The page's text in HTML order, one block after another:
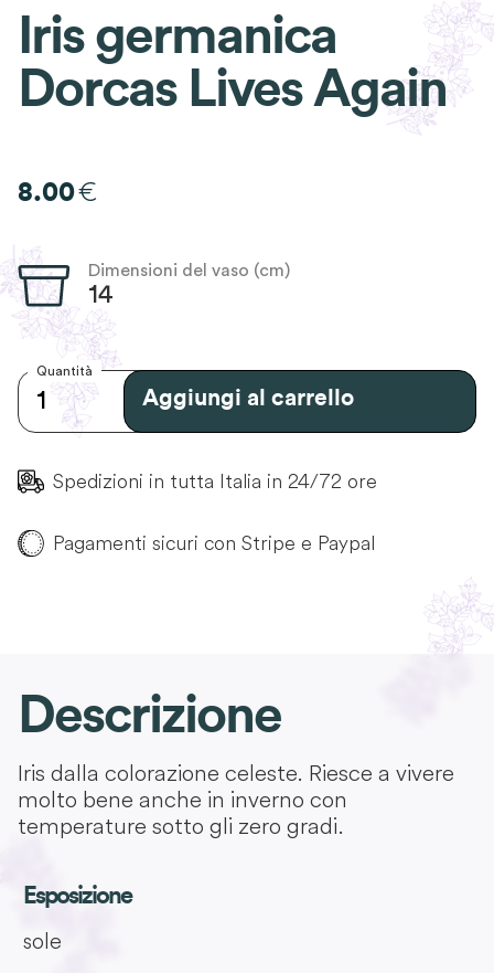
Iris germanica
Dorcas Lives Again
8.00€
Dimensioni del vaso (cm)
14
Quantità
Aggiungi al carrello
Spedizioni in tutta Italia in 24/72 ore
Pagamenti sicuri con Stripe e Paypal
Descrizione
Iris dalla colorazione celeste. Riesce a vivere
molto bene anche in inverno con
temperature sotto gli zero gradi.
Esposizione
sole